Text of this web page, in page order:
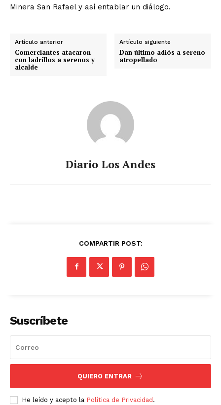
Minera San Rafael y así entablar un diálogo.
Artículo anterior
Comerciantes atacaron
con ladrillos a serenos y
alcalde
Artículo siguiente
Dan último adiós a sereno
atropellado
Diario Los Andes
COMPARTIR POST:
Suscríbete
QUIERO ENTRAR
He leído y acepto la Política de Privacidad.